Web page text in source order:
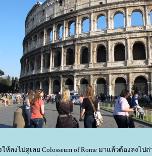
ให้ลงไปดูเลย Colosseum of Rome มาแล้วต้องลงไ